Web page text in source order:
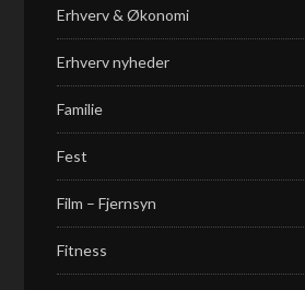
Erhverv & Økonomi
Erhverv nyheder
Familie
Fest
Film – Fjernsyn
Fitness